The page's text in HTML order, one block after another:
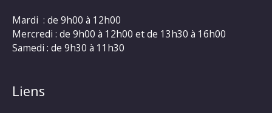
Mardi : de 9h00 à 12h00
Mercredi : de 9h00 à 12h00 et de 13h30 à 16h00
Samedi : de 9h30 à 11h30
Liens